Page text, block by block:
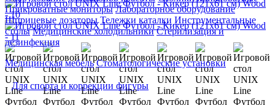
Прикроватные мониторы Лабораторное оборудование
Шприцевые дозаторы Тележки каталки Инструментальные
столы Медицинские холодильники Стерилизация и
дезинфекция
Медицинская мебель Стоматологические установки
Для спорта и коррекции фигуры